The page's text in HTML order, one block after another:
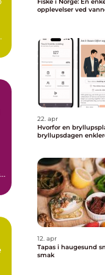
opplevelser ved
22. apr
Hvorfor en
bryllupsdagen
12. apr
Tapas i haugesund små retter, stor
smak